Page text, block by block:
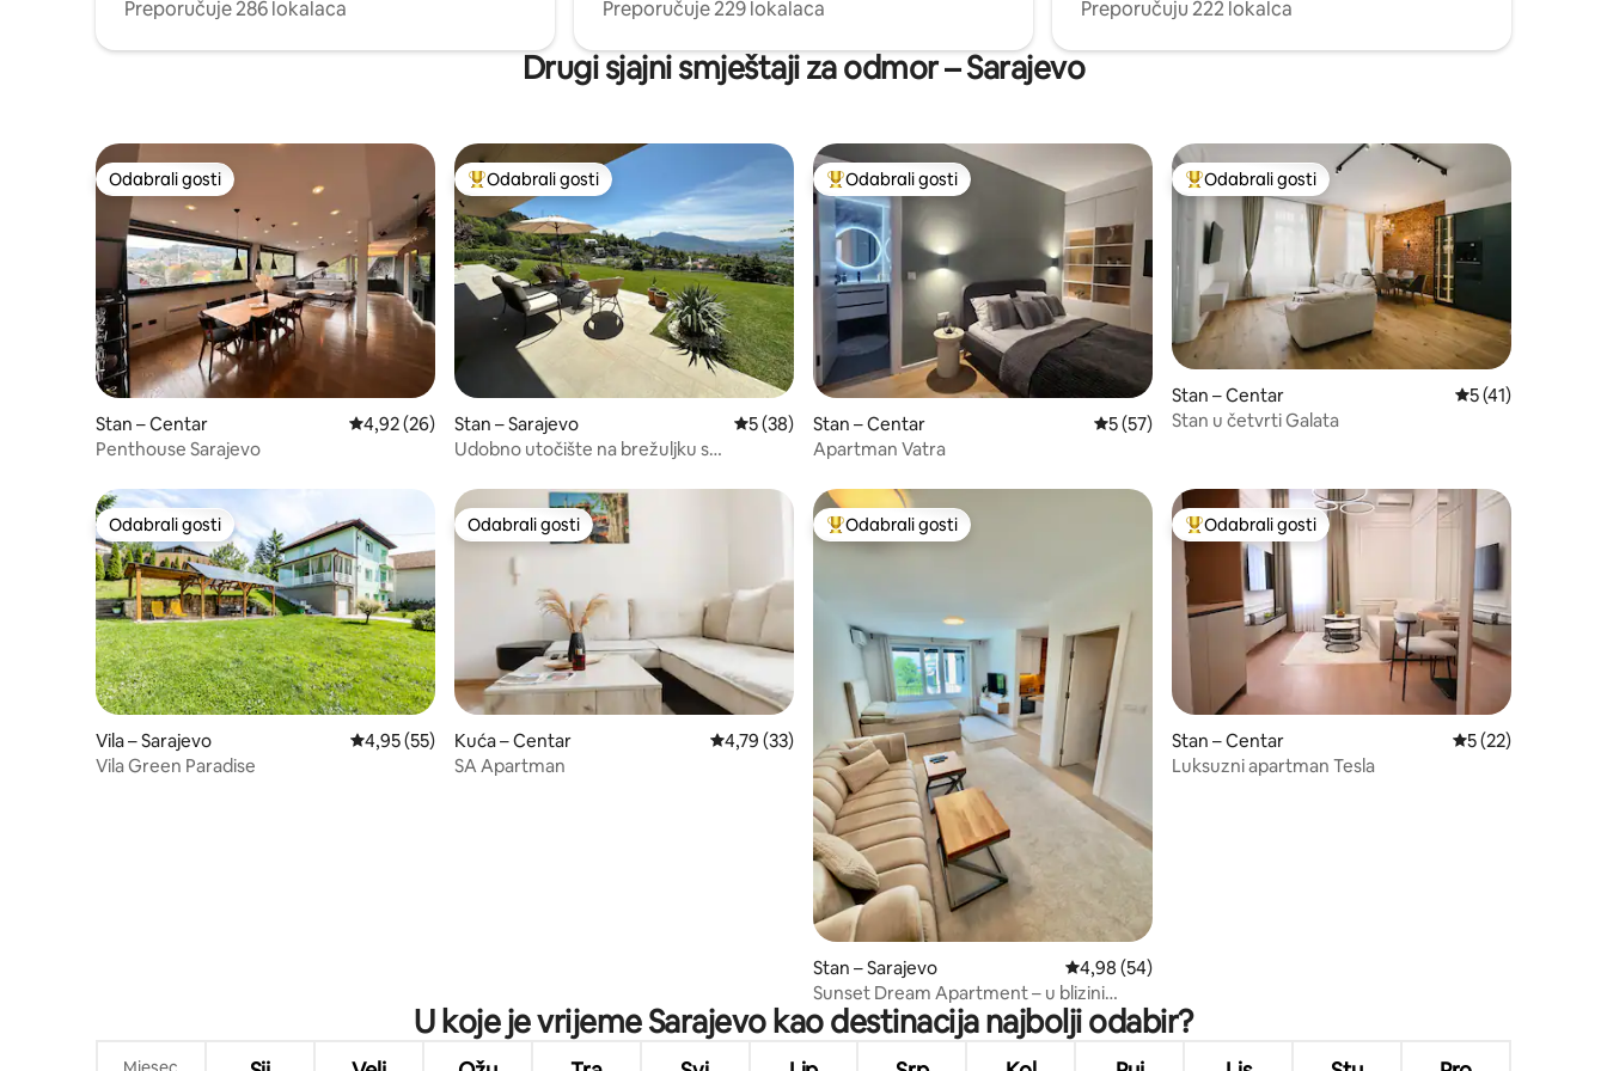
Preporučuje 286 lokalaca
Preporučuje 229 lokalaca
Preporučuju 222 lokalca
Drugi sjajni smještaji za odmor – Sarajevo
Odabrali gosti
Odabrali gosti
Stan – Centar Prosječna ocjena: 4,92/5, recenzija: 26
4,92 (26)
Penthouse Sarajevo
Među najviše rangiranima s oznakom „Odabrali gosti”
Odabrali gosti
Stan – Sarajevo Prosječna ocjena: 5/5, recenzija: 38
5 (38)
Udobno utočište na brežuljku s
Među najviše rangiranima s oznakom „Odabrali gosti”
Odabrali gosti
Stan – Centar Prosječna ocjena: 5/5, recenzija: 57
5 (57)
Apartman Vatra
Među najviše rangiranima s oznakom „Odabrali gosti”
Odabrali gosti
Stan – Centar Prosječna ocjena:
5 (41)
Stan u četvrti Galata
Odabrali gosti
Odabrali gosti
Vila – Sarajevo Prosječna ocjena: 4,95/5, recenzija: 55
4,95 (55)
Vila Green Paradise
Odabrali gosti
Odabrali gosti
Kuća – Centar Prosječna ocjena: 4,79/5, recenzija: 33
4,79 (33)
SA Apartman
Među najviše rangiranima s oznakom „Odabrali gosti”
Odabrali gosti
Stan – Sarajevo Prosječna ocjena: 4,98/5, recenzija: 54
4,98 (54)
Sunset Dream Apartment – u blizini
zračne luke
Među najviše rangiranima s oznakom „Odabrali gosti”
Odabrali gosti
Stan – Centar Prosječna ocjena:
5 (22)
Luksuzni apartman Tesla
U koje je vrijeme Sarajevo kao destinacija najbolji odabir?